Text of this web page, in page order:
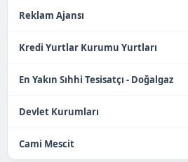
Reklam Ajansı
Kredi Yurtlar Kurumu Yurtları
En Yakın Sıhhi Tesisatçı - Doğalgaz
Devlet Kurumları
Cami Mescit